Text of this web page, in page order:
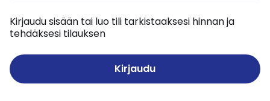
Kirjaudu sisään tai luo tili tarkistaaksesi hinnan ja
tehdäksesi tilauksen
Kirjaudu